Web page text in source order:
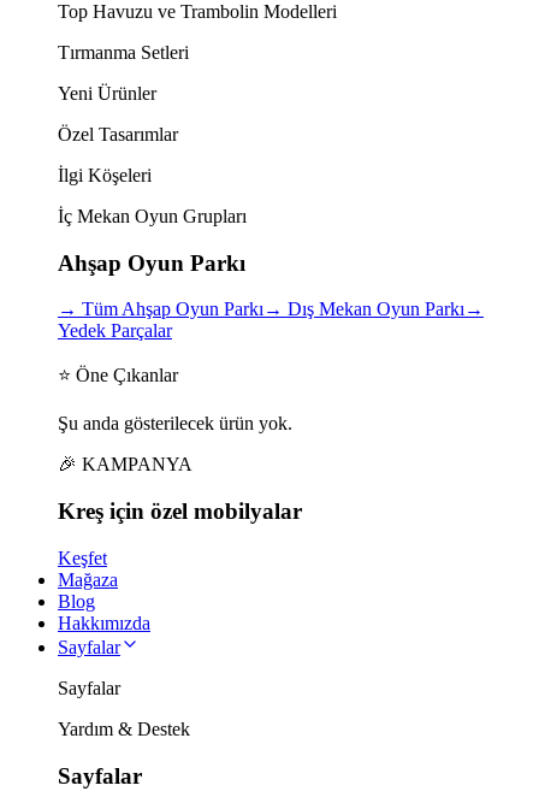
Top Havuzu ve Trambolin Modelleri
Tırmanma Setleri
Yeni Ürünler
Özel Tasarımlar
İlgi Köşeleri
İç Mekan Oyun Grupları
Ahşap Oyun Parkı
→ Tüm Ahşap Oyun Parkı→ Dış Mekan Oyun Parkı→
Yedek Parçalar
⭐ Öne Çıkanlar
Şu anda gösterilecek ürün yok.
🎉 KAMPANYA
Kreş için özel mobilyalar
Keşfet
Mağaza
Blog
Hakkımızda
Sayfalar
Sayfalar
Yardım & Destek
Sayfalar